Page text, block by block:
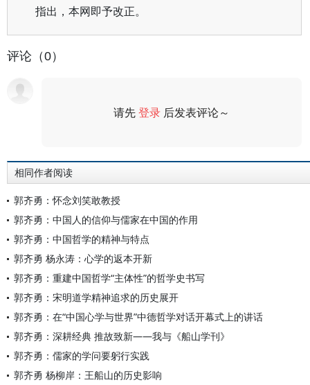
指出，本网即予改正。
评论（0）
请先登录 后发表评论～
相同作者阅读
郭齐勇：怀念刘笑敢教授
郭齐勇：中国人的信仰与儒家在中国的作用
郭齐勇：中国哲学的精神与特点
郭齐勇 杨永涛：心学的返本开新
郭齐勇：重建中国哲学“主体性”的哲学史书写
郭齐勇：宋明道学精神追求的历史展开
郭齐勇：在“中国心学与世界”中德哲学对话开幕式上的讲话
郭齐勇：深耕经典 推故致新——我与《船山学刊》
郭齐勇：儒家的学问要躬行实践
郭齐勇 杨柳岸：王船山的历史影响